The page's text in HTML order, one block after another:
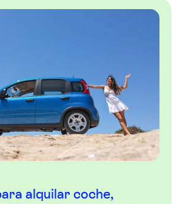
alquilar coche,